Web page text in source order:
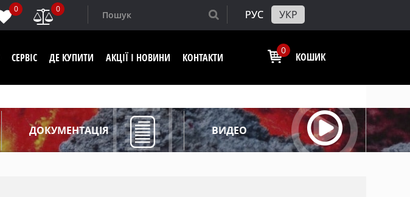
0 0 РУС УКР
СЕРВІС ДЕ КУПИТИ АКЦІЇ І НОВИНИ КОНТАКТИ
0
КОШИК
ДОКУМЕНТАЦІЯ ВИДЕО